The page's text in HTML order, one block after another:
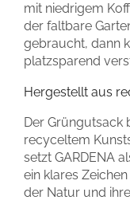
mit niedrigem
der faltbare
gebraucht, dann
platzsparend
Hergestellt aus
Der Grüngutsack
recyceltem
setzt GARDENA
ein klares
der Natur und